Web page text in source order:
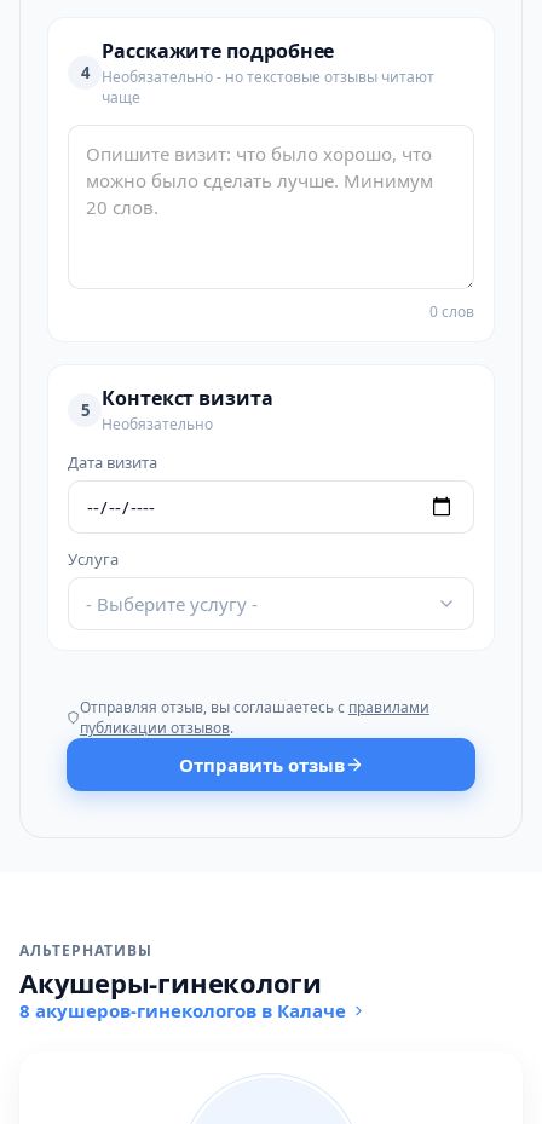
4
Расскажите подробнее
Необязательно - но текстовые отзывы читают
чаще
0 слов
5 Контекст визита
Необязательно
Дата визита
Услуга
- Выберите услугу -
Отправляя отзыв, вы соглашаетесь с правилами
публикации отзывов.
Отправить отзыв
АЛЬТЕРНАТИВЫ
Акушеры-гинекологи
8 акушеров-гинекологов в Калаче